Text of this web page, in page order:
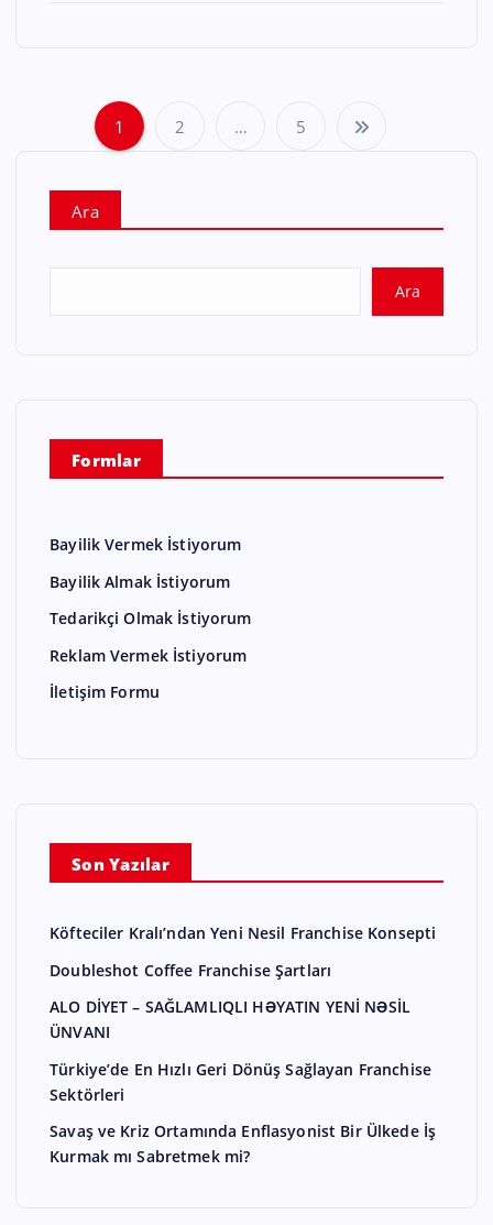
1 2 … 5
Ara
Ara
Formlar
Bayilik Vermek İstiyorum
Bayilik Almak İstiyorum
Tedarikçi Olmak İstiyorum
Reklam Vermek İstiyorum
İletişim Formu
Son Yazılar
Köfteciler Kralı’ndan Yeni Nesil Franchise Konsepti
Doubleshot Coffee Franchise Şartları
ALO DİYET – SAĞLAMLIQLI HƏYATIN YENİ NƏSİL
ÜNVANI
Türkiye’de En Hızlı Geri Dönüş Sağlayan Franchise
Sektörleri
Savaş ve Kriz Ortamında Enflasyonist Bir Ülkede İş
Kurmak mı Sabretmek mi?